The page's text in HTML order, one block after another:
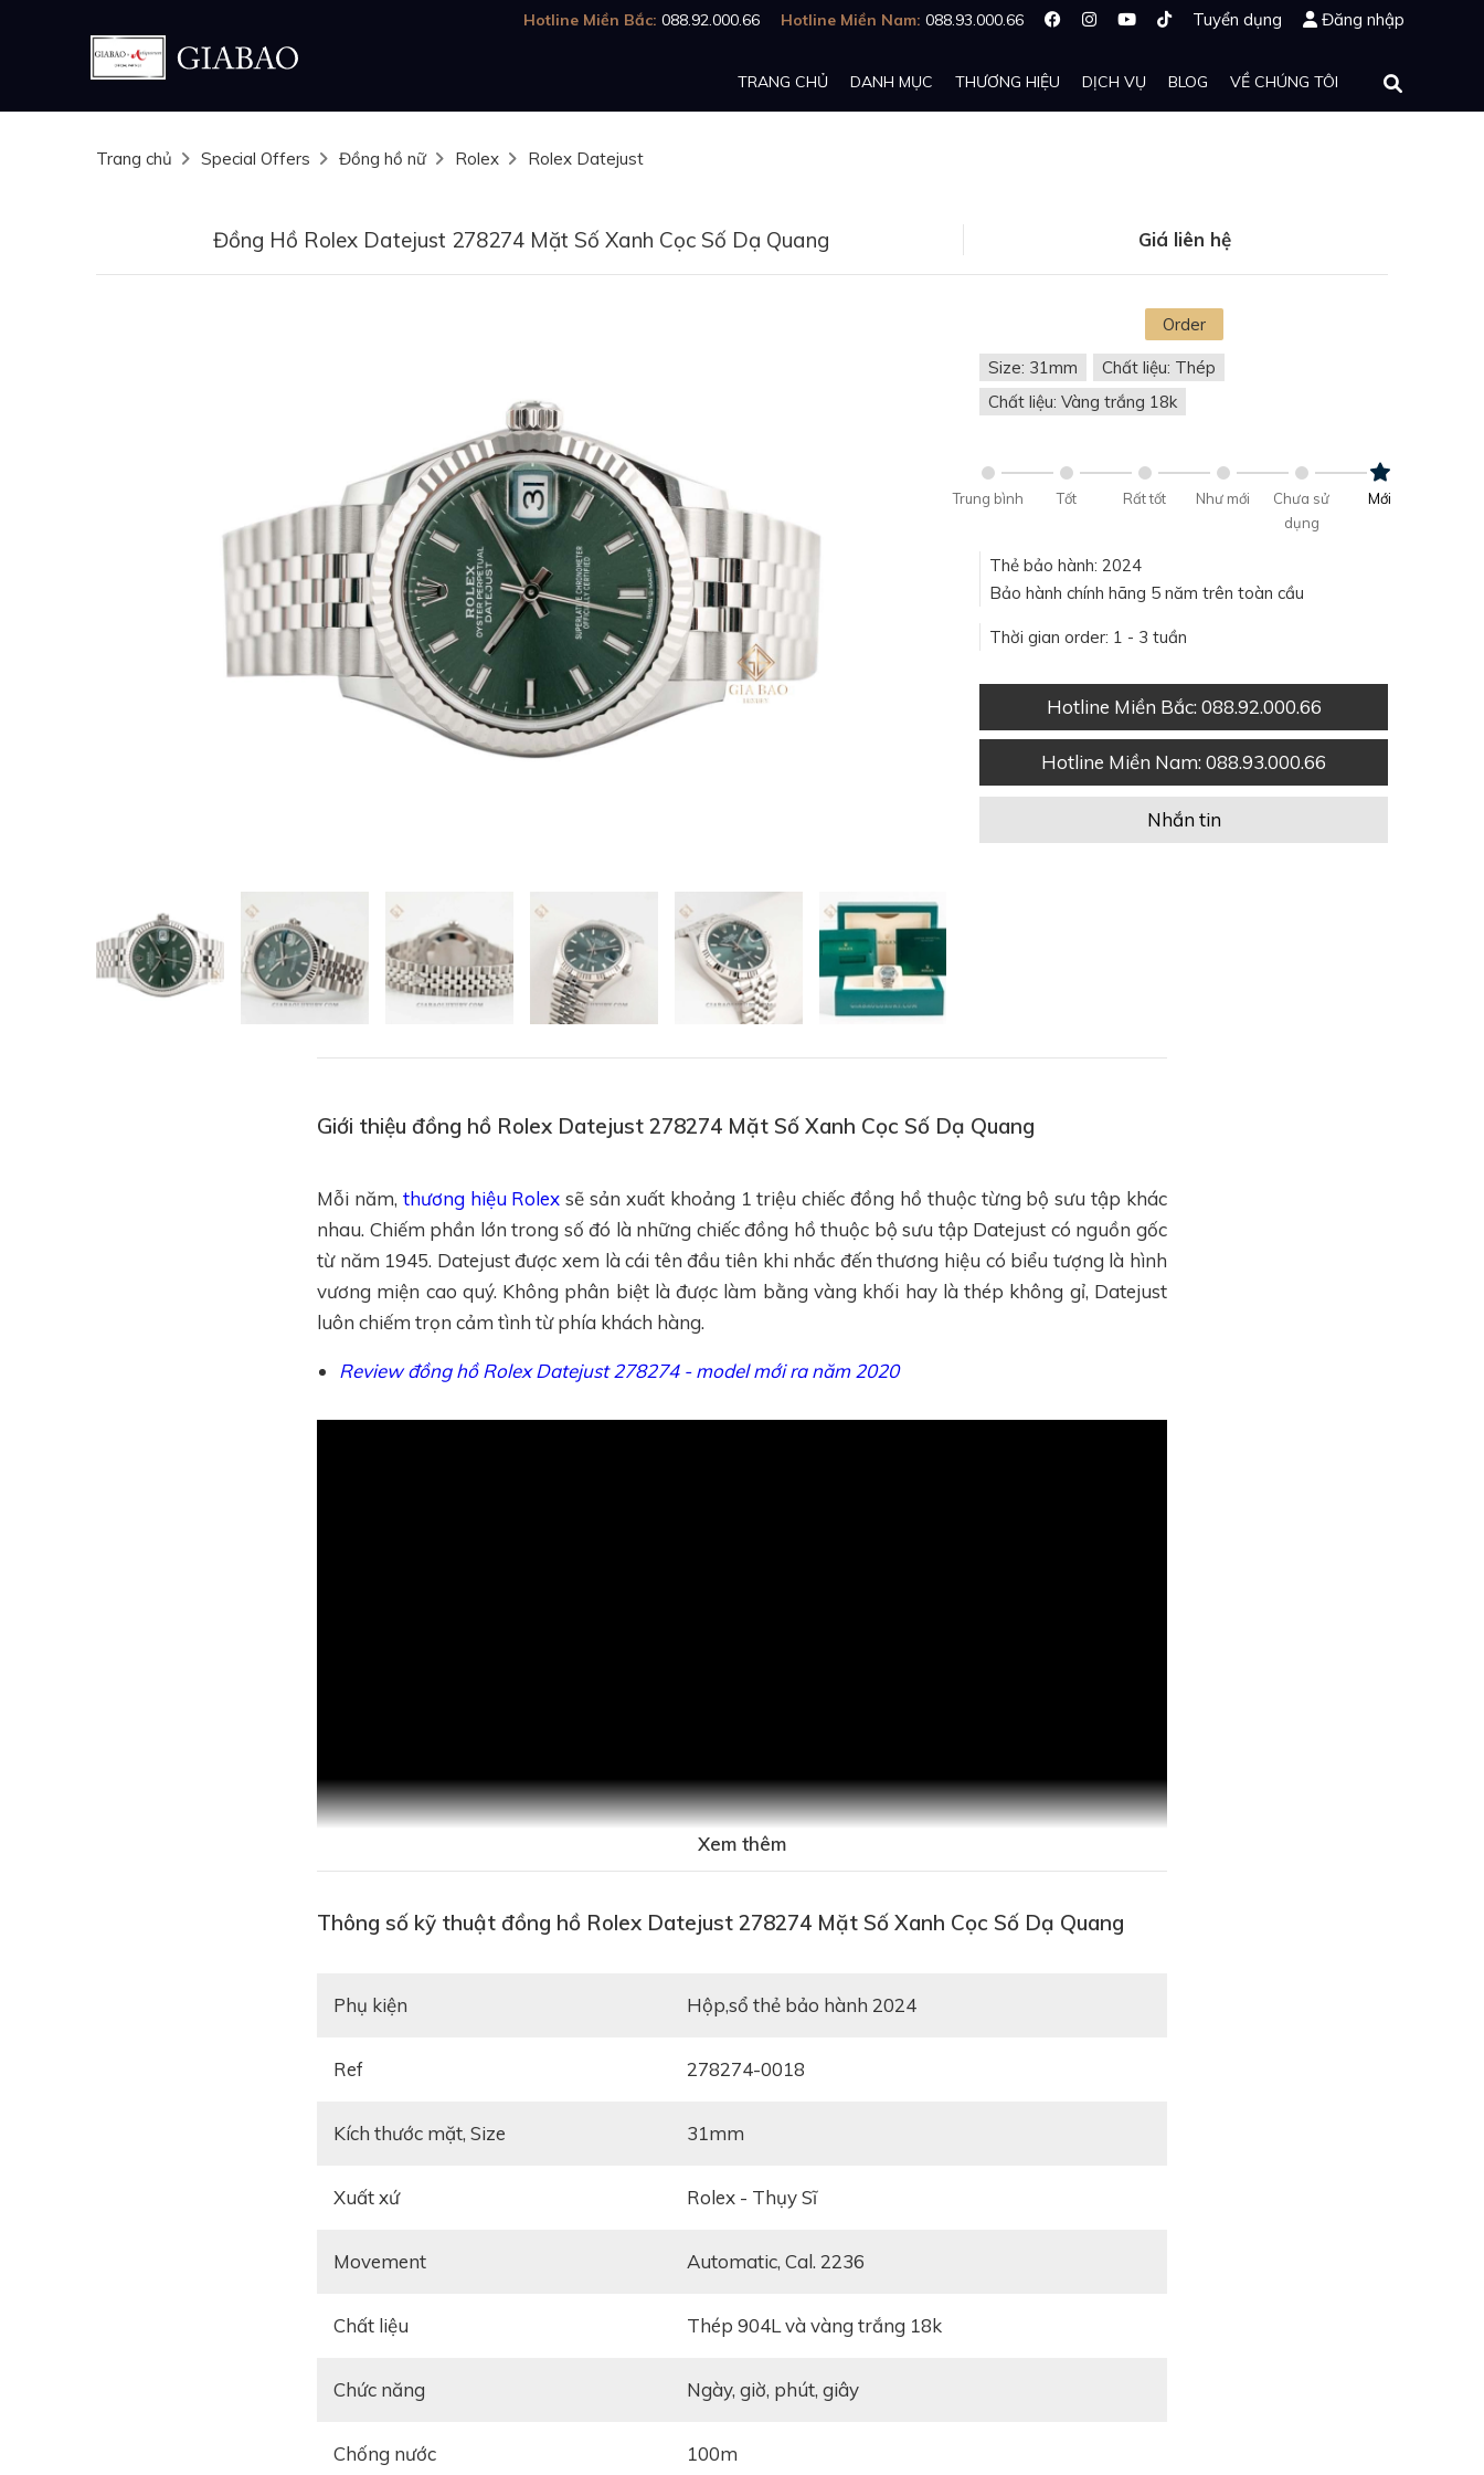
Hotline Miền Bắc: 088.92.000.66 Hotline Miền Nam: 088.93.000.66 Tuyển dụng Đăng nhập
TRANG CHỦ DANH MỤC THƯƠNG HIỆU DỊCH VỤ BLOG VỀ CHÚNG TÔI
Trang chủ Special Offers Đồng hồ nữ Rolex Rolex Datejust
Đồng Hồ Rolex Datejust 278274 Mặt Số Xanh Cọc Số Dạ Quang Giá liên hệ
Order
Size: 31mm
Chất liệu: Thép
Chất liệu: Vàng trắng 18k
Trung bình Tốt Rất tốt Như mới
Chưa sử
dụng
Mới
Thẻ bảo hành: 2024
Bảo hành chính hãng 5 năm trên toàn cầu
Thời gian order: 1 - 3 tuần
Hotline Miền Bắc: 088.92.000.66
Hotline Miền Nam: 088.93.000.66
Nhắn tin
Giới thiệu đồng hồ Rolex Datejust 278274 Mặt Số Xanh Cọc Số Dạ Quang
Mỗi năm, thương hiệu Rolex sẽ sản xuất khoảng 1 triệu chiếc đồng hồ thuộc từng bộ sưu tập khác
nhau. Chiếm phần lớn trong số đó là những chiếc đồng hồ thuộc bộ sưu tập Datejust có nguồn gốc
từ năm 1945. Datejust được xem là cái tên đầu tiên khi nhắc đến thương hiệu có biểu tượng là hình
vương miện cao quý. Không phân biệt là được làm bằng vàng khối hay là thép không gỉ, Datejust
luôn chiếm trọn cảm tình từ phía khách hàng.
Review đồng hồ Rolex Datejust 278274 - model mới ra năm 2020
Xem thêm
Thông số kỹ thuật đồng hồ Rolex Datejust 278274 Mặt Số Xanh Cọc Số Dạ Quang
Phụ kiện hộp,sổ thẻ bảo hành 2024
Ref 278274-0018
Kích thước mặt, Size 31mm
Xuất xứ Rolex - Thụy Sĩ
Movement automatic, Cal. 2236
Chất liệu thép 904L và vàng trắng 18k
Chức năng ngày, giờ, phút, giây
Chống nước 100m